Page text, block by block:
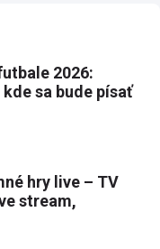
2026:
sa bude písať
hry live – TV
stream,